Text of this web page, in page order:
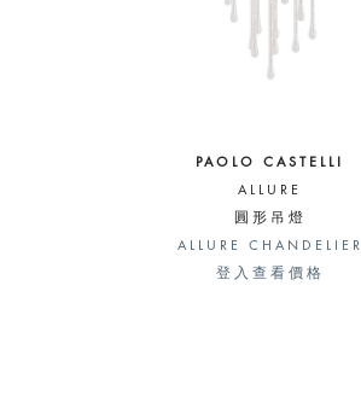
PAOLO CASTELLI
ALLURE
圓形吊燈
ALLURE CHANDELIER
登入查看價格